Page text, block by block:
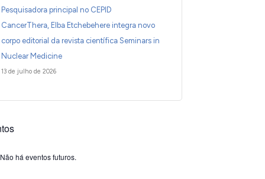
Pesquisadora principal no CEPID
CancerThera, Elba Etchebehere integra novo
corpo editorial da revista científica Seminars in
Nuclear Medicine
13 de julho de 2026
Não há eventos futuros.